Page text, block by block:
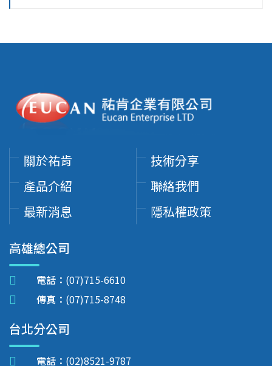
關於祐肯
產品介紹
最新消息
技術分享
聯絡我們
隱私權政策
高雄總公司
電話： (07)715-6610
傳真： (07)715-8748
台北分公司
電話： (02)8521-9787